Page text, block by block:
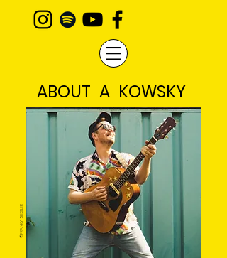
ABOUT A KOWSKY
©FRANKY SIEGLER